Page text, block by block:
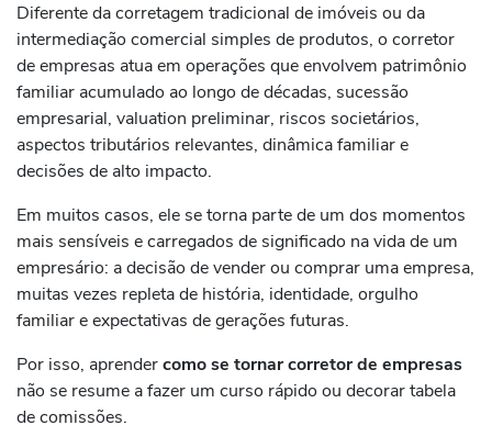
Diferente da corretagem tradicional de imóveis ou da
intermediação comercial simples de produtos, o corretor
de empresas atua em operações que envolvem patrimônio
familiar acumulado ao longo de décadas, sucessão
empresarial, valuation preliminar, riscos societários,
aspectos tributários relevantes, dinâmica familiar e
decisões de alto impacto.
Em muitos casos, ele se torna parte de um dos momentos
mais sensíveis e carregados de significado na vida de um
empresário: a decisão de vender ou comprar uma empresa,
muitas vezes repleta de história, identidade, orgulho
familiar e expectativas de gerações futuras.
Por isso, aprendercomo se tornar corretor de empresas
não se resume a fazer um curso rápido ou decorar tabela
de comissões.